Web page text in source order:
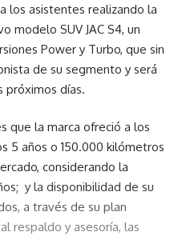
los asistentes realizando la
modelo SUV JAC S4, un
Power y Turbo, que sin
de su segmento y será
próximos días.
que la marca ofreció a los
5 años o 150.000 kilómetros
considerando la
y la disponibilidad de su
a través de su plan
respaldo y asesoría, las